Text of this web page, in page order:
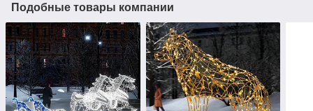
Подобные товары компании